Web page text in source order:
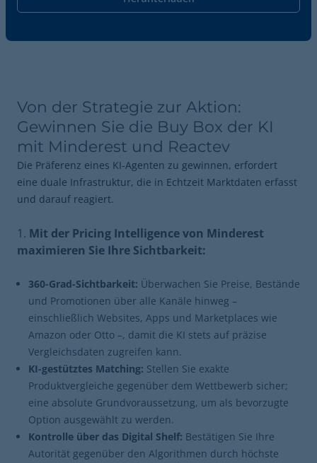
Von der Strategie zur Aktion:
Gewinnen Sie die Buy Box der KI
mit Minderest und Reactev
Die Präferenz eines KI-Agenten zu gewinnen, erfordert
eine duale Infrastruktur, die in Echtzeit Marktdaten erfasst
und darauf reagiert.
Mit der Pricing Intelligence von Minderest
maximieren Sie Ihre Sichtbarkeit:
360-Grad-Sichtbarkeit: Überwachen Sie Preise, Bestände
und Promotionen über alle Kanäle hinweg –
einschließlich Websites, Apps und Marketplaces wie
Amazon oder Otto –, damit die KI stets auf präzise
Vergleichsdaten zugreifen kann.
KI-gestütztes Matching: Stellen Sie exakte
Produktvergleiche gegenüber dem Wettbewerb sicher;
eine absolute Grundvoraussetzung, um als bevorzugte
Option ausgewählt zu werden.
Kontrolle über das Digital Shelf: Bestätigen Sie Ihre
Autorität gegenüber den Algorithmen durch höchste